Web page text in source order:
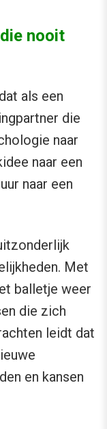
nooit
als een
die
naar
naar een
naar een
Met
balletje weer
die zich
leidt dat
en kansen